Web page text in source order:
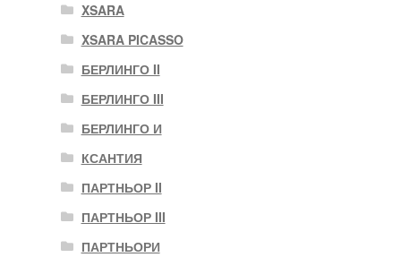
XSARA
XSARA PICASSO
БЕРЛИНГО II
БЕРЛИНГО III
БЕРЛИНГО И
КСАНТИЯ
ПАРТНЬОР II
ПАРТНЬОР III
ПАРТНЬОРИ